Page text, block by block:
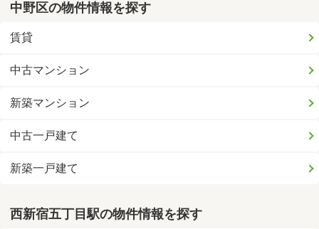
中野区の物件情報を探す
賃貸
中古マンション
新築マンション
中古一戸建て
新築一戸建て
西新宿五丁目駅の物件情報を探す